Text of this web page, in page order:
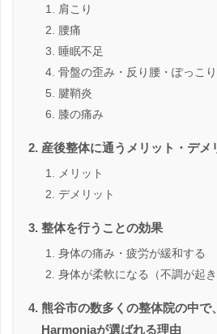
肩こり
腰痛
睡眠不足
骨盤の歪み・反り腰・ぽっこ
腱鞘炎
膝の痛み
産後整体に通うメリット・デメ
メリット
デメリット
整体を行うことの効果
身体の痛み・疲労が緩和する
身体が柔軟になる（不調が起き
熊谷市の数多くの整体院の中で
Harmoniaが選ばれる理由